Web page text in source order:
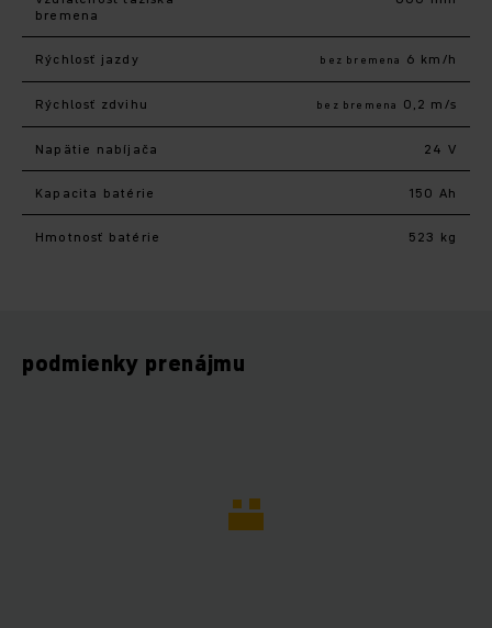
bremena
Rýchlosť jazdy bez bremena 6 km/h
Rýchlosť zdvihu bez bremena 0,2 m/s
Napätie nabíjača 24 V
Kapacita batérie 150 Ah
Hmotnosť batérie 523 kg
podmienky prenájmu